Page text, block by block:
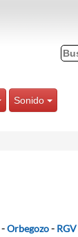
Sonido
-Orbegozo- RGV